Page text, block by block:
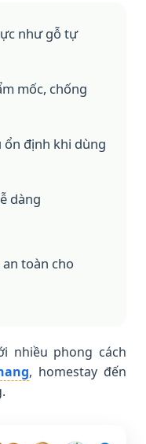
như gỗ tự
mốc, chống
định khi dùng
dàng
toàn cho
nhiều phong cách
, homestay đến